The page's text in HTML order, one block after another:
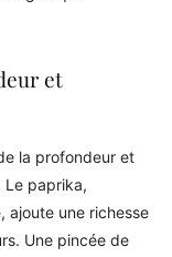
et
la profondeur et
Le paprika,
ajoute une richesse
Une pincée de